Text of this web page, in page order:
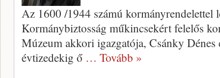
Az 1600 /1944 számú kormányrendelettel
Kormánybiztosság műkincsekért felelős
Múzeum akkori igazgatója, Csánky
évtizedekig ő … Tovább »